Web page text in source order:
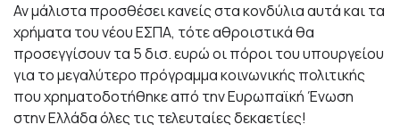
Αν μάλιστα προσθέσει κανείς στα κονδύλια αυτά και τα
χρήματα του νέου ΕΣΠΑ, τότε αθροιστικά θα
προσεγγίσουν τα 5 δισ. ευρώ οι πόροι του υπουργείου
για το μεγαλύτερο πρόγραμμα κοινωνικής πολιτικής
που χρηματοδοτήθηκε από την Ευρωπαϊκή Ένωση
στην Ελλάδα όλες τις τελευταίες δεκαετίες!